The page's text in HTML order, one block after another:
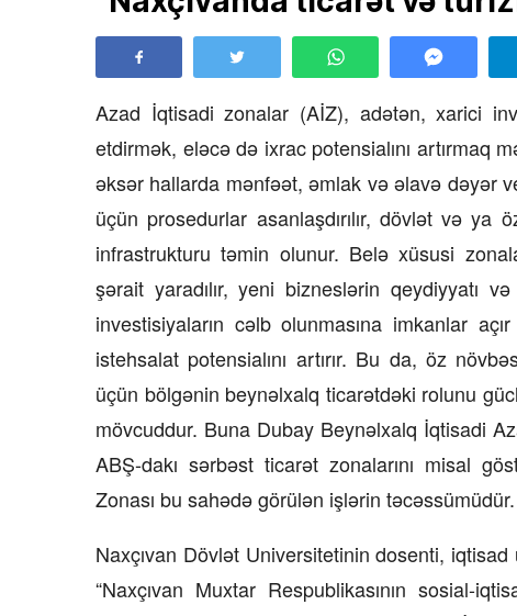
Azad İqtisadi zonalar (AİZ), adətən, xarici
etdirmək, eləcə də ixrac potensialını artırmaq
əksər hallarda mənfəət, əmlak və əlavə dəyər
üçün prosedurlar asanlaşdırılır, dövlət və
infrastrukturu təmin olunur. Belə xüsusi
şərait yaradılır, yeni bizneslərin qeydiyyatı
investisiyaların cəlb olunmasına imkanlar
istehsalat potensialını artırır. Bu da, öz
üçün bölgənin beynəlxalq ticarətdəki rolunu
mövcuddur. Buna Dubay Beynəlxalq İqtisadi
ABŞ-dakı sərbəst ticarət zonalarını misal
Zonası bu sahədə görülən işlərin təcəssümüdür.
Naxçıvan Dövlət Universitetinin dosenti,
“Naxçıvan Muxtar Respublikasının sosial-
23 İyul 2026, 15:48
Süni qiymət artımlarının
alınmalıdır?